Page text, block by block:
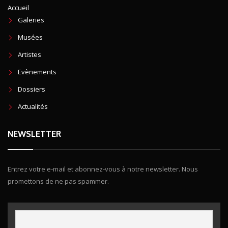
Accueil
Galeries
Musées
Artistes
Evènements
Dossiers
Actualités
NEWSLETTER
Entrez votre e-mail et abonnez-vous à notre newsletter. Nous
promettons de ne pas spammer.